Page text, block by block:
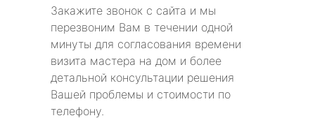
Закажите звонок с сайта и мы
перезвоним Вам в течении одной
минуты для согласования времени
визита мастера на дом и более
детальной консультации решения
Вашей проблемы и стоимости по
телефону.